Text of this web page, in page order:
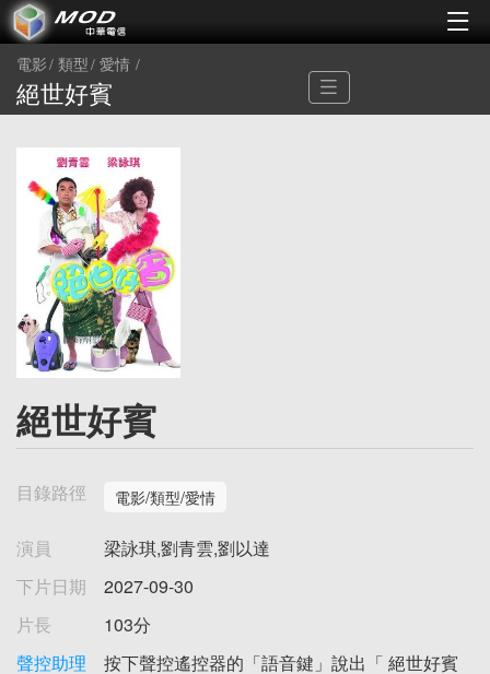
電影 類型 愛情
絕世好賓
絕世好賓
目錄路徑 電影/類型/愛情
演員
梁詠琪,劉青雲,劉以達
下片日期
2027-09-30
片長
103分
聲控助理
按下聲控遙控器的「語音鍵」說出「 絕世好賓